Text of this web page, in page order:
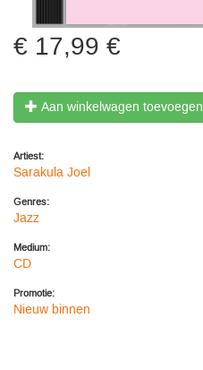
17,99 €
Aan winkelwagen toevoegen
Artiest:
Sarakula Joel
Genres:
Jazz
Medium:
CD
Promotie:
Nieuw binnen